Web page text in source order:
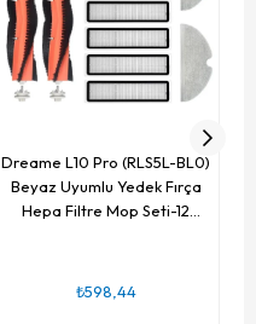
Dreame L10 Pro (RLS5L-BL0)
Beyaz Uyumlu Yedek Fırça
Hepa Filtre Mop Seti-12
₺598,44